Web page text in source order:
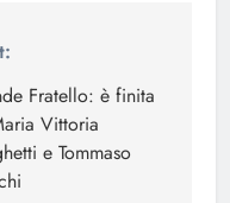
Fratello: è finita
Vittoria
e Tommaso